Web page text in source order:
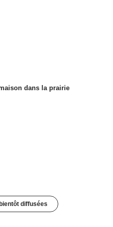
dans la prairie
diffusées